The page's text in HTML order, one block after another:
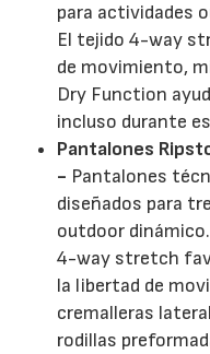
para actividades
El tejido 4-way
de movimiento,
Dry Function
incluso durante
Pantalones
- Pantalones
diseñados para
outdoor
4-way stretch
la libertad de
cremalleras
rodillas